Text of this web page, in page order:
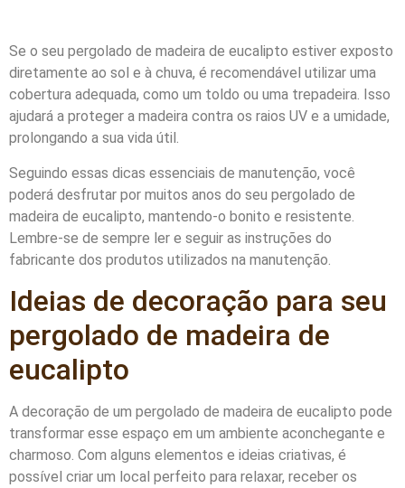
Se o seu pergolado de madeira de eucalipto estiver exposto
diretamente ao sol e à chuva, é recomendável utilizar uma
cobertura adequada, como um toldo ou uma trepadeira. Isso
ajudará a proteger a madeira contra os raios UV e a umidade,
prolongando a sua vida útil.
Seguindo essas dicas essenciais de manutenção, você
poderá desfrutar por muitos anos do seu pergolado de
madeira de eucalipto, mantendo-o bonito e resistente.
Lembre-se de sempre ler e seguir as instruções do
fabricante dos produtos utilizados na manutenção.
Ideias de decoração para seu
pergolado de madeira de
eucalipto
A decoração de um pergolado de madeira de eucalipto pode
transformar esse espaço em um ambiente aconchegante e
charmoso. Com alguns elementos e ideias criativas, é
possível criar um local perfeito para relaxar, receber os